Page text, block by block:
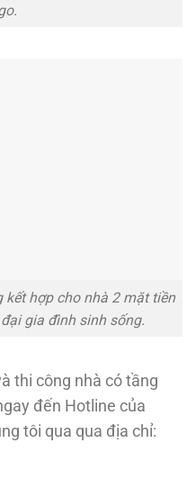
kết hợp cho nhà 2 mặt tiền
gia đình sinh sống.
thi công nhà có tầng
đến Hotline của
tôi qua qua địa chỉ: